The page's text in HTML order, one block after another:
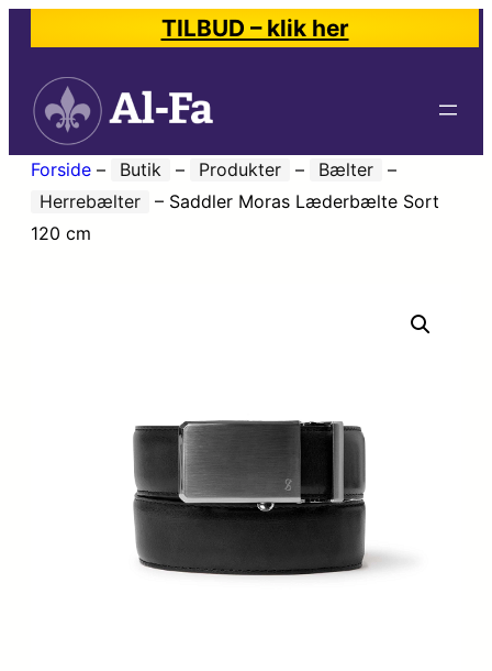
TILBUD – klik her
Forside – Butik – Produkter – Bælter
–
Herrebælter
– Saddler Moras Læderbælte Sort
120 cm